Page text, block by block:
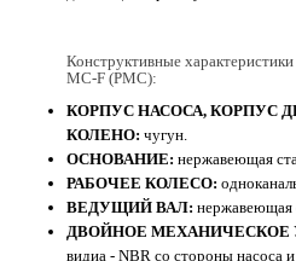
Конструктивные
MC-F (PMC):
КОРПУС НАСОСА, КОРПУС
КОЛЕНО: чугун.
ОСНОВАНИЕ: нержавеющая
РАБОЧЕЕ КОЛЕСО:
ВЕДУЩИЙ ВАЛ: нержавеющая
ДВОЙНОЕ МЕХАНИЧЕСКОЕ
видиа - NBR со стороны насоса